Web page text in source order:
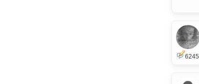
6245